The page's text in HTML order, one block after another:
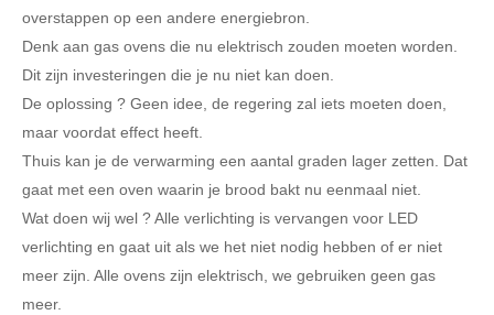
overstappen op een andere energiebron.
Denk aan gas ovens die nu elektrisch zouden moeten worden.
Dit zijn investeringen die je nu niet kan doen.
De oplossing ? Geen idee, de regering zal iets moeten doen,
maar voordat effect heeft.
Thuis kan je de verwarming een aantal graden lager zetten. Dat
gaat met een oven waarin je brood bakt nu eenmaal niet.
Wat doen wij wel ? Alle verlichting is vervangen voor LED
verlichting en gaat uit als we het niet nodig hebben of er niet
meer zijn. Alle ovens zijn elektrisch, we gebruiken geen gas
meer.